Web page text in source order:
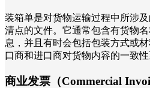
装箱单是对货物运输过程中所涉
清点的文件。它通常包含有货物
息，并且有时会包括包装方式或
口商和进口商对货物内容的一致性
商业发票（Commercial